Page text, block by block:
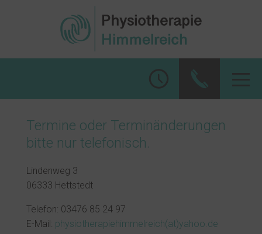
Therapieangebote
Termine oder Terminänderungen
bitte nur telefonisch.
Lindenweg 3
06333 Hettstedt
Telefon: 03476 85 24 97
E-Mail: physiotherapiehimmelreich(at)yahoo.de